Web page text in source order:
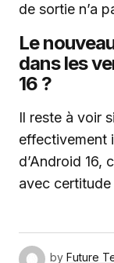
de sortie n’a
Le
dans les
16 ?
Il reste à voir
effectivement
d’Android 16,
avec
by Future